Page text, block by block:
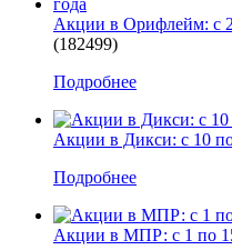
Акции в Орифлейм: с
(182499)
Подробнее
Акции в Дикси: с 10 по
Подробнее
Акции в МПР: с 1 по 15